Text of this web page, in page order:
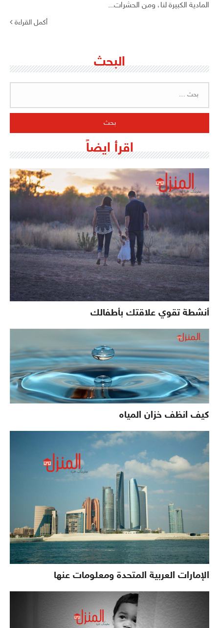
المادية الكبيرة لنا، ومن الحشرات...
أكمل القراءة
البحث
اقرأ ايضاً
أنشطة تقوي علاقتك بأطفالك
كيف انظف خزان المياه
الإمارات العربية المتحدة ومعلومات عنها